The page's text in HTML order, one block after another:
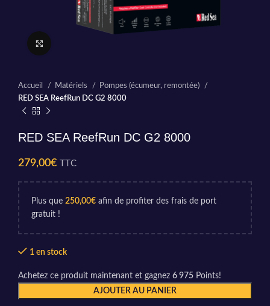
Accueil Matériels
Pompes (écumeur, remontée)
RED SEA ReefRun DC G2 8000
RED SEA ReefRun DC G2 8000
279,00€ TTC
Plus que 250,00€ afin de profiter des frais de port
gratuit !
1 en stock
Achetez ce produit maintenant et gagnez 6 975 Points!
AJOUTER AU PANIER